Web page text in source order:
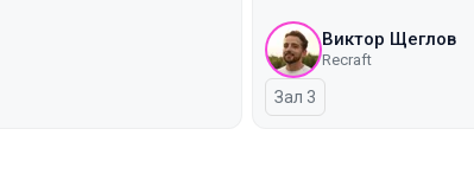
Виктор Щеглов
Recraft
Зал 3